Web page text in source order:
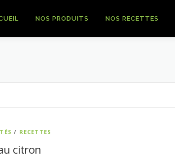
NOS PRODUITS NOS RECETTES
/ RECETTES
citron